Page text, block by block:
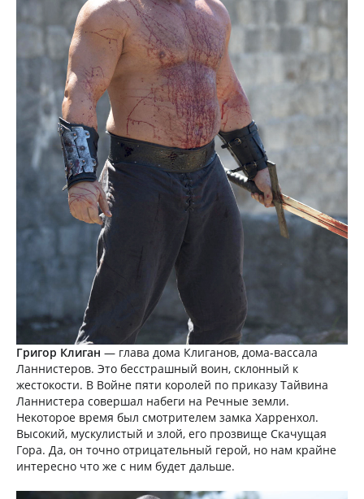
Григор Клиган — глава дома Клиганов, дома-вассала
Ланнистеров. Это бесстрашный воин, склонный к
жестокости. В Войне пяти королей по приказу Тайвина
Ланнистера совершал набеги на Речные земли.
Некоторое время был смотрителем замка Харренхол.
Высокий, мускулистый и злой, его прозвище Скачущая
Гора. Да, он точно отрицательный герой, но нам крайне
интересно что же с ним будет дальше.